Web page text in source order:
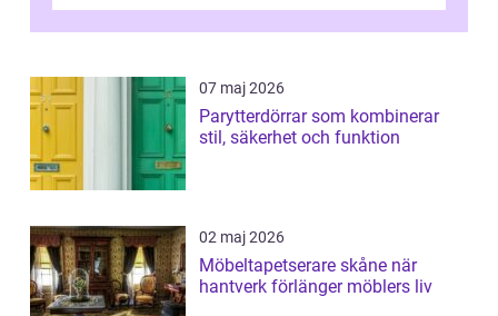
07 maj 2026
Parytterdörrar som kombinerar
stil, säkerhet och funktion
02 maj 2026
Möbeltapetserare skåne när
hantverk förlänger möblers liv